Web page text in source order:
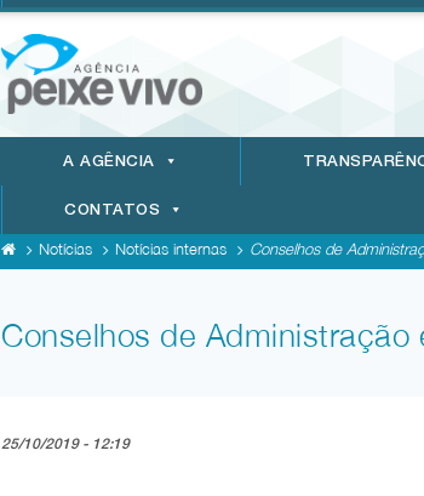
A AGÊNCIA
CONTATOS
Notícias Notícias internas Conselhos de
Conselhos de Administração
25/10/2019 - 12:19